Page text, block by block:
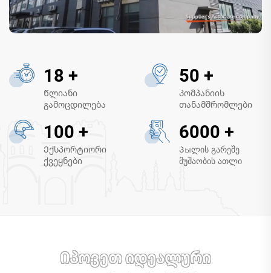
18 +
Წლიანი
გამოცდილება
50 +
Კომპანიის
თანამშრომლები
100 +
Ექსპორტიორი
ქვეყნები
6000 +
Პыლის გარეშე
მუშაობის ათლი
Იპოვეთ იდეალური